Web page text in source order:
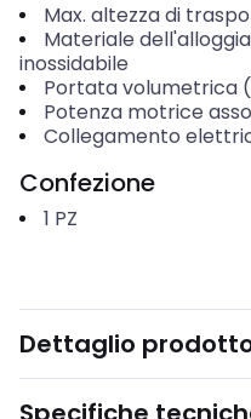
Max. altezza di
Materiale
inossidabile
Portata volumetrica
Potenza motrice
Collegamento
Confezione
1 PZ
Dettaglio